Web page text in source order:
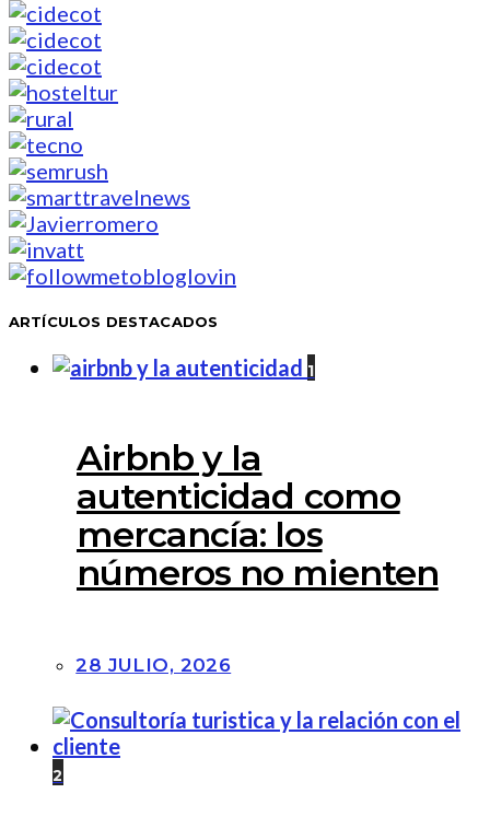
ARTÍCULOS DESTACADOS
1
Airbnb y la
autenticidad como
mercancía: los
números no mienten
28 JULIO, 2026
2